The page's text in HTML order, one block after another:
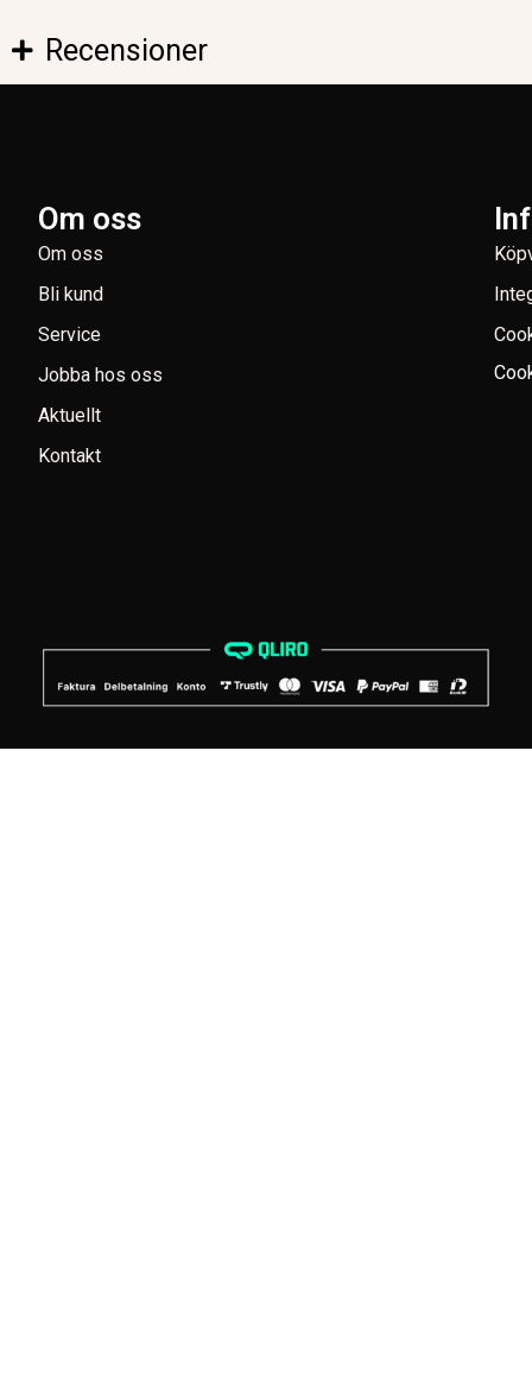
Recensioner
Om oss
Om oss
Bli kund
Service
Jobba hos oss
Aktuellt
Kontakt